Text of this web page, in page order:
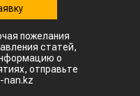
пожелания
статей,
о
отправьте
nan.kz